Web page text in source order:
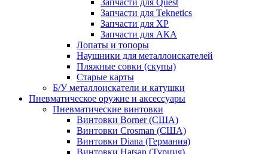
Запчасти для Teknetics
Запчасти для XP
Запчасти для АКА
Лопаты и топоры
Наушники для металлоискателей
Пляжные совки (скупы)
Старые карты
Б/У металлоискатели и катушки
Пневматическое оружие и аксессуары
Пневматические винтовки
Винтовки Borner (США)
Винтовки Crosman (США)
Винтовки Diana (Германия)
Винтовки Hatsan (Турция)